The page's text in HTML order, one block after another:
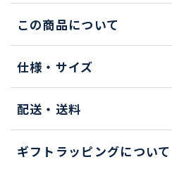
この商品について
仕様・サイズ
配送・送料
ギフトラッピングについて